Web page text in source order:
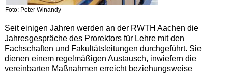
Foto: Peter Winandy
Seit einigen Jahren werden an der RWTH Aachen die
Jahresgespräche des Prorektors für Lehre mit den
Fachschaften und Fakultätsleitungen durchgeführt. Sie
dienen einem regelmäßigen Austausch, inwiefern die
vereinbarten Maßnahmen erreicht beziehungsweise